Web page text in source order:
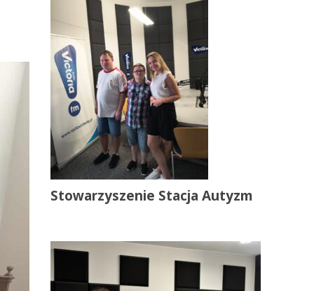
Stowarzyszenie Stacja Autyzm